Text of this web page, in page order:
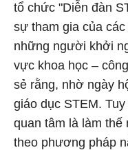
tổ chức "Diễn đàn
sự tham gia của
những người khởi
vực khoa học –
sẻ rằng, nhờ ngày
giáo dục STEM.
quan tâm là làm
theo phương pháp